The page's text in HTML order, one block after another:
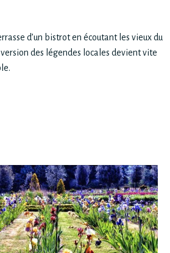
d’un bistrot en écoutant les vieux du
des légendes locales devient vite